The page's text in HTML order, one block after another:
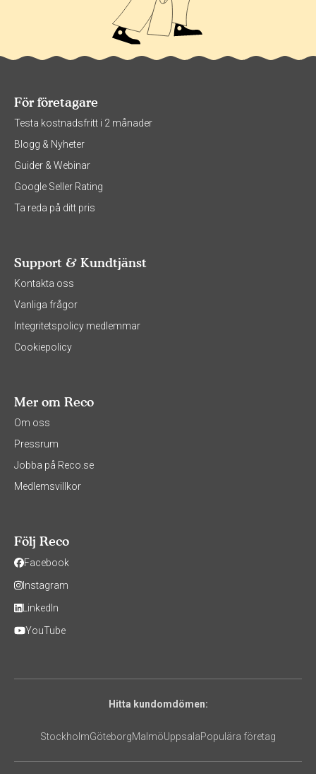
För företagare
Testa kostnadsfritt i 2 månader
Blogg & Nyheter
Guider & Webinar
Google Seller Rating
Ta reda på ditt pris
Support & Kundtjänst
Kontakta oss
Vanliga frågor
Integritetspolicy medlemmar
Cookiepolicy
Mer om Reco
Om oss
Pressrum
Jobba på Reco.se
Medlemsvillkor
Följ Reco
Facebook
Instagram
LinkedIn
YouTube
Hitta kundomdömen:
StockholmGöteborgMalmöUppsalaPopulära företag